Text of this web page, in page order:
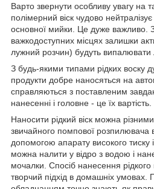
Варто звернути особливу увагу на
полімерний віск чудово нейтралізує
основної мийки. Це дуже важливо.
важкодоступних місцях залишки
лужний розчин) будуть випалювати
З будь-якими типами рідких воску
продукти добре наносяться на
справляються з поставленим
нанесенні і головне - це їх вартість.
Наносити рідкий віск можна
звичайного помпової розпилювача
допомогою апарату високого тиску
можна налити у відро з водою і
мочалки. Спосіб нанесення
творчий підхід в домашніх умовах.